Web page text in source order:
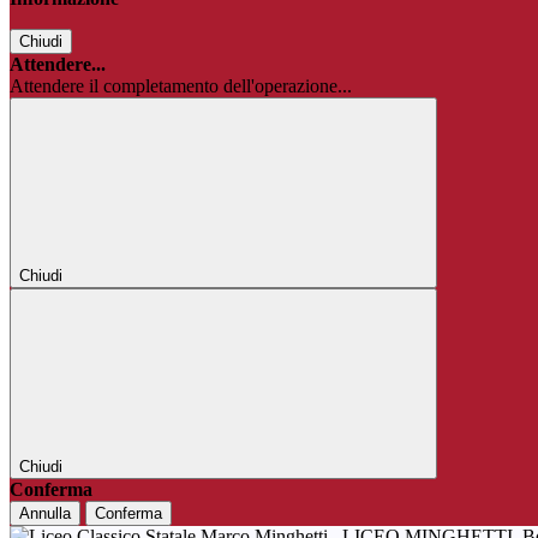
Chiudi
Attendere...
Attendere il completamento dell'operazione...
Chiudi
Chiudi
Conferma
Annulla Conferma